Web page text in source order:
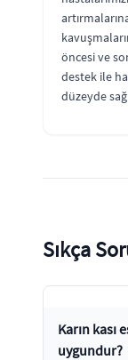
öncesi ve
destek ile
düzeyde
Sıkça
Karın
uygundur?